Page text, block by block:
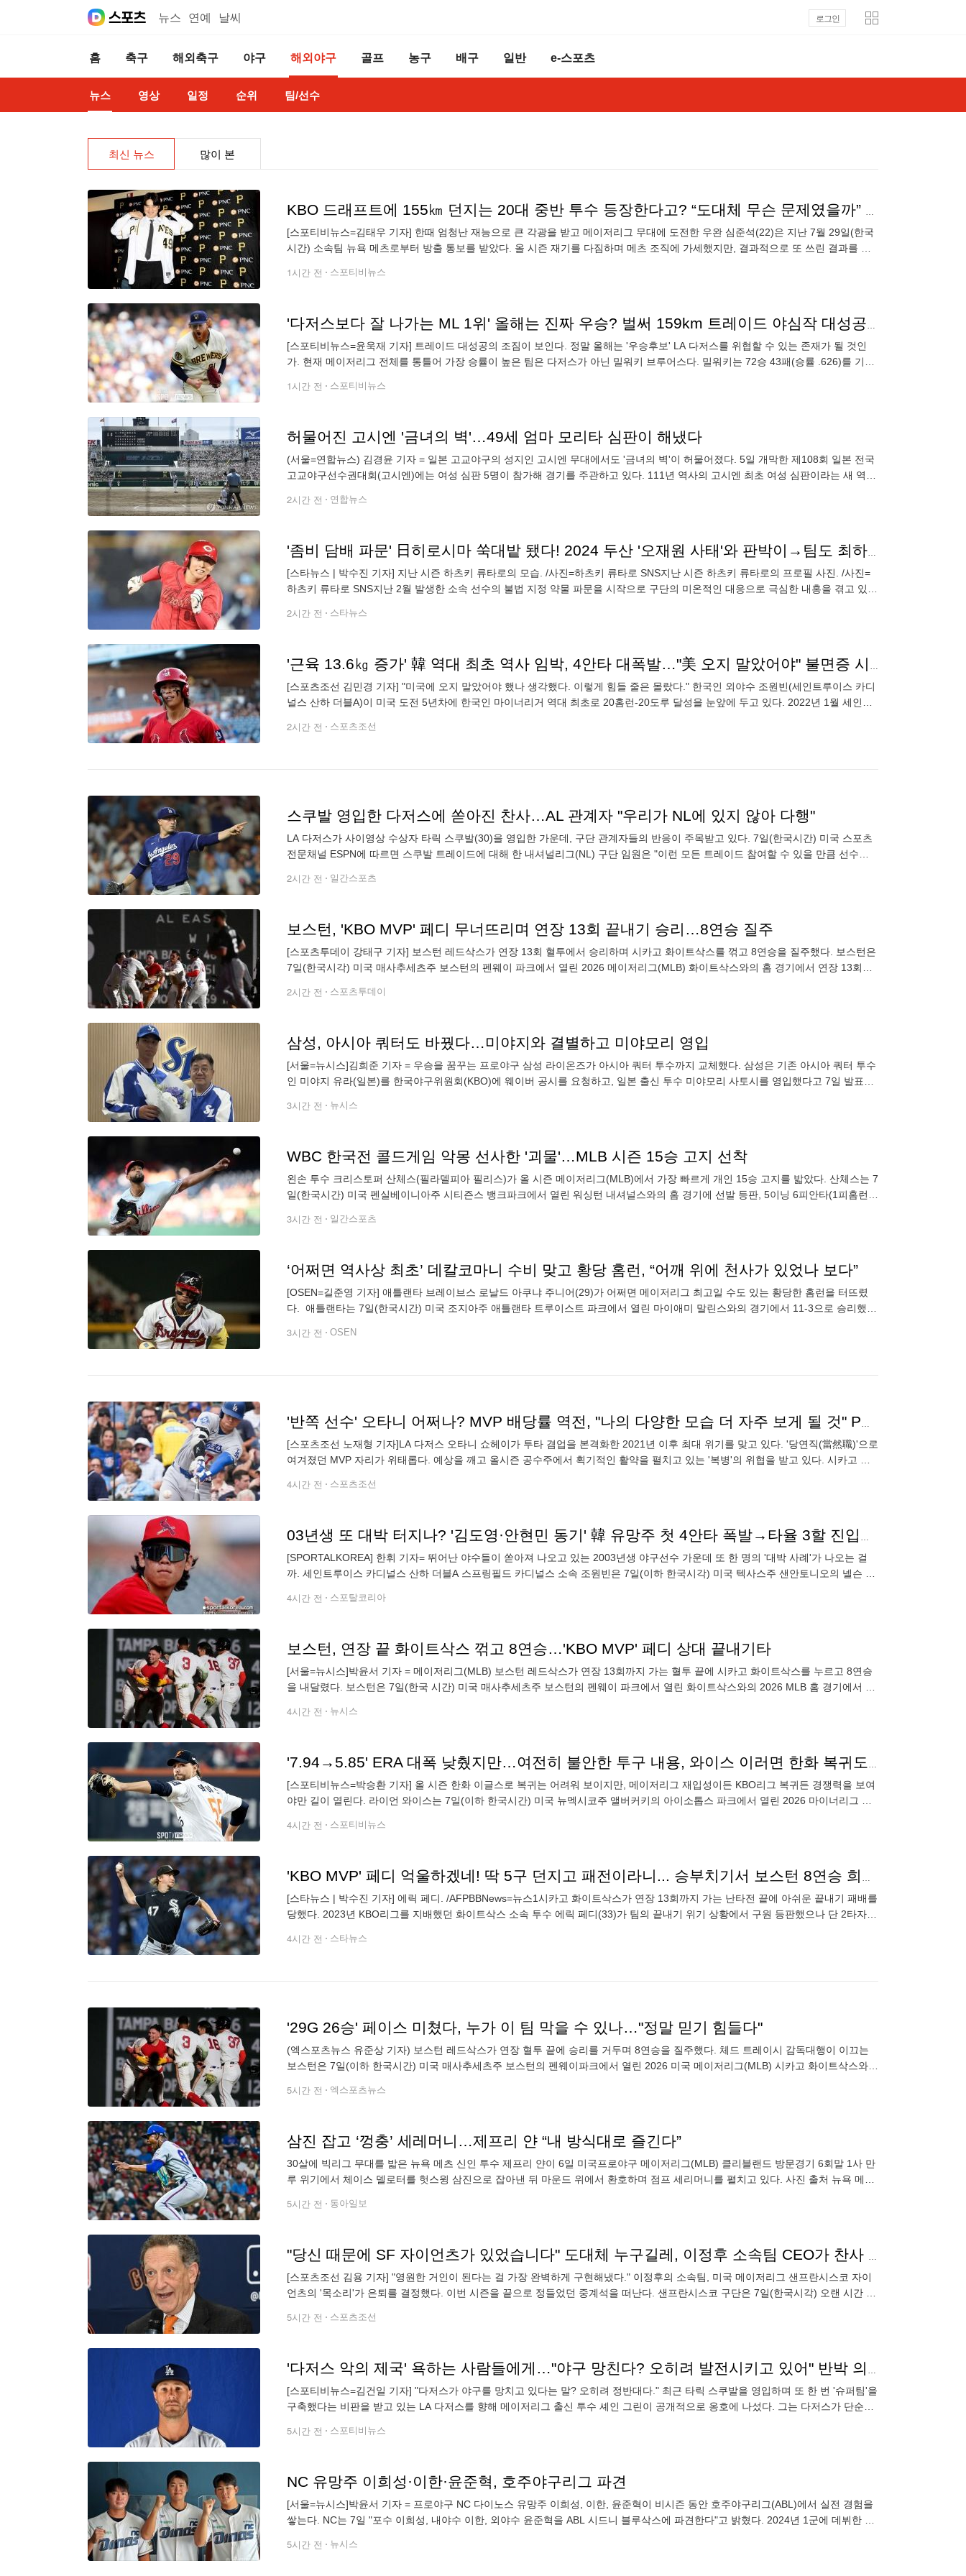
뉴스 연예 날씨 로그인
홈 축구 해외축구 야구 해외야구 골프 농구 배구 일반 e-스포츠
뉴스 영상 일정 순위 팀/선수
최신 뉴스 많이 본
KBO 드래프트에 155㎞ 던지는 20대 중반 투수 등장한다고? “도대체 무슨 문제였을까” 관심
[스포티비뉴스=김태우 기자] 한때 엄청난 재능으로 큰 각광을 받고 메이저리그 무대에 도전한 우완 심준석(22)은 지난 7월 29일(한국
시간) 소속팀 뉴욕 메츠로부터 방출 통보를 받았다. 올 시즌 재기를 다짐하며 메츠 조직에 가세했지만, 결과적으로 또 쓰린 결과를 낳
1시간 전 스포티비뉴스
'다저스보다 잘 나가는 ML 1위' 올해는 진짜 우승? 벌써 159km 트레이드 야심작 대성공 예감
[스포티비뉴스=윤욱재 기자] 트레이드 대성공의 조짐이 보인다. 정말 올해는 '우승후보' LA 다저스를 위협할 수 있는 존재가 될 것인
가. 현재 메이저리그 전체를 통틀어 가장 승률이 높은 팀은 다저스가 아닌 밀워키 브루어스다. 밀워키는 72승 43패(승률 .626)를 기록
1시간 전 스포티비뉴스
허물어진 고시엔 '금녀의 벽'…49세 엄마 모리타 심판이 해냈다
(서울=연합뉴스) 김경윤 기자 = 일본 고교야구의 성지인 고시엔 무대에서도 '금녀의 벽'이 허물어졌다. 5일 개막한 제108회 일본 전국
고교야구선수권대회(고시엔)에는 여성 심판 5명이 참가해 경기를 주관하고 있다. 111년 역사의 고시엔 최초 여성 심판이라는 새 역사
2시간 전 연합뉴스
'좀비 담배 파문' 日히로시마 쑥대밭 됐다! 2024 두산 '오재원 사태'와 판박이→팀도 최하위 추락
[스타뉴스 | 박수진 기자] 지난 시즌 하츠키 류타로의 모습. /사진=하츠키 류타로 SNS지난 시즌 하츠키 류타로의 프로필 사진. /사진=
하츠키 류타로 SNS지난 2월 발생한 소속 선수의 불법 지정 약물 파문을 시작으로 구단의 미온적인 대응으로 극심한 내홍을 겪고 있는
2시간 전 스타뉴스
'근육 13.6㎏ 증가' 韓 역대 최초 역사 임박, 4안타 대폭발…"美 오지 말았어야" 불면증 시달린 유망주 맞나
[스포츠조선 김민경 기자] "미국에 오지 말았어야 했나 생각했다. 이렇게 힘들 줄은 몰랐다." 한국인 외야수 조원빈(세인트루이스 카디
널스 산하 더블A)이 미국 도전 5년차에 한국인 마이너리거 역대 최초로 20홈런-20도루 달성을 눈앞에 두고 있다. 2022년 1월 세인트
2시간 전 스포츠조선
스쿠발 영입한 다저스에 쏟아진 찬사…AL 관계자 "우리가 NL에 있지 않아 다행"
LA 다저스가 사이영상 수상자 타릭 스쿠발(30)을 영입한 가운데, 구단 관계자들의 반응이 주목받고 있다. 7일(한국시간) 미국 스포츠
전문채널 ESPN에 따르면 스쿠발 트레이드에 대해 한 내셔널리그(NL) 구단 임원은 "이런 모든 트레이드 참여할 수 있을 만큼 선수층
2시간 전 일간스포츠
보스턴, 'KBO MVP' 페디 무너뜨리며 연장 13회 끝내기 승리…8연승 질주
[스포츠투데이 강태구 기자] 보스턴 레드삭스가 연장 13회 혈투에서 승리하며 시카고 화이트삭스를 꺾고 8연승을 질주했다. 보스턴은
7일(한국시각) 미국 매사추세츠주 보스턴의 펜웨이 파크에서 열린 2026 메이저리그(MLB) 화이트삭스와의 홈 경기에서 연장 13회말
2시간 전 스포츠투데이
삼성, 아시아 쿼터도 바꿨다…미야지와 결별하고 미야모리 영입
[서울=뉴시스]김희준 기자 = 우승을 꿈꾸는 프로야구 삼성 라이온즈가 아시아 쿼터 투수까지 교체했다. 삼성은 기존 아시아 쿼터 투수
인 미야지 유라(일본)를 한국야구위원회(KBO)에 웨이버 공시를 요청하고, 일본 출신 투수 미야모리 사토시를 영입했다고 7일 발표했
3시간 전 뉴시스
WBC 한국전 콜드게임 악몽 선사한 '괴물'…MLB 시즌 15승 고지 선착
왼손 투수 크리스토퍼 산체스(필라델피아 필리스)가 올 시즌 메이저리그(MLB)에서 가장 빠르게 개인 15승 고지를 밟았다. 산체스는 7
일(한국시간) 미국 펜실베이니아주 시티즌스 뱅크파크에서 열린 워싱턴 내셔널스와의 홈 경기에 선발 등판, 5이닝 6피안타(1피홈런)
3시간 전 일간스포츠
‘어쩌면 역사상 최초’ 데칼코마니 수비 맞고 황당 홈런, “어깨 위에 천사가 있었나 보다”
[OSEN=길준영 기자] 애틀랜타 브레이브스 로날드 아쿠냐 주니어(29)가 어쩌면 메이저리그 최고일 수도 있는 황당한 홈런을 터뜨렸
다. 애틀랜타는 7일(한국시간) 미국 조지아주 애틀랜타 트루이스트 파크에서 열린 마이애미 말린스와의 경기에서 11-3으로 승리했
3시간 전 OSEN
'반쪽 선수' 오타니 어쩌나? MVP 배당률 역전, "나의 다양한 모습 더 자주 보게 될 것" PCA 또 끝냈다
[스포츠조선 노재형 기자]LA 다저스 오타니 쇼헤이가 투타 겸업을 본격화한 2021년 이후 최대 위기를 맞고 있다. '당연직(當然職)'으로
여겨졌던 MVP 자리가 위태롭다. 예상을 깨고 올시즌 공수주에서 획기적인 활약을 펼치고 있는 '복병'의 위협을 받고 있다. 시카고 컵
4시간 전 스포츠조선
03년생 또 대박 터지나? '김도영·안현민 동기' 韓 유망주 첫 4안타 폭발→타율 3할 진입…OPS 1.053 '트리플A가 보인다'
[SPORTALKOREA] 한휘 기자= 뛰어난 야수들이 쏟아져 나오고 있는 2003년생 야구선수 가운데 또 한 명의 '대박 사례'가 나오는 걸
까. 세인트루이스 카디널스 산하 더블A 스프링필드 카디널스 소속 조원빈은 7일(이하 한국시각) 미국 텍사스주 샌안토니오의 넬슨 울
4시간 전 스포탈코리아
보스턴, 연장 끝 화이트삭스 꺾고 8연승…'KBO MVP' 페디 상대 끝내기타
[서울=뉴시스]박윤서 기자 = 메이저리그(MLB) 보스턴 레드삭스가 연장 13회까지 가는 혈투 끝에 시카고 화이트삭스를 누르고 8연승
을 내달렸다. 보스턴은 7일(한국 시간) 미국 매사추세츠주 보스턴의 펜웨이 파크에서 열린 화이트삭스와의 2026 MLB 홈 경기에서 연
4시간 전 뉴시스
'7.94→5.85' ERA 대폭 낮췄지만…여전히 불안한 투구 내용, 와이스 이러면 한화 복귀도 쉽지 않다
[스포티비뉴스=박승환 기자] 올 시즌 한화 이글스로 복귀는 어려워 보이지만, 메이저리그 재입성이든 KBO리그 복귀든 경쟁력을 보여
야만 길이 열린다. 라이언 와이스는 7일(이하 한국시간) 미국 뉴멕시코주 앨버커키의 아이소톱스 파크에서 열린 2026 마이너리그 콜
4시간 전 스포티비뉴스
'KBO MVP' 페디 억울하겠네! 딱 5구 던지고 패전이라니... 승부치기서 보스턴 8연승 희생양됐다
[스타뉴스 | 박수진 기자] 에릭 페디. /AFPBBNews=뉴스1시카고 화이트삭스가 연장 13회까지 가는 난타전 끝에 아쉬운 끝내기 패배를
당했다. 2023년 KBO리그를 지배했던 화이트삭스 소속 투수 에릭 페디(33)가 팀의 끝내기 위기 상황에서 구원 등판했으나 단 2타자만
4시간 전 스타뉴스
'29G 26승' 페이스 미쳤다, 누가 이 팀 막을 수 있나…"정말 믿기 힘들다"
(엑스포츠뉴스 유준상 기자) 보스턴 레드삭스가 연장 혈투 끝에 승리를 거두며 8연승을 질주했다. 체드 트레이시 감독대행이 이끄는
보스턴은 7일(이하 한국시간) 미국 매사추세츠주 보스턴의 펜웨이파크에서 열린 2026 미국 메이저리그(MLB) 시카고 화이트삭스와의
5시간 전 엑스포츠뉴스
삼진 잡고 ‘껑충’ 세레머니…제프리 얀 “내 방식대로 즐긴다”
30살에 빅리그 무대를 밟은 뉴욕 메츠 신인 투수 제프리 얀이 6일 미국프로야구 메이저리그(MLB) 클리블랜드 방문경기 6회말 1사 만
루 위기에서 체이스 델로터를 헛스윙 삼진으로 잡아낸 뒤 마운드 위에서 환호하며 점프 세리머니를 펼치고 있다. 사진 출처 뉴욕 메츠
5시간 전 동아일보
"당신 때문에 SF 자이언츠가 있었습니다" 도대체 누구길레, 이정후 소속팀 CEO가 찬사 보냈나
[스포츠조선 김용 기자] "영원한 거인이 된다는 걸 가장 완벽하게 구현해냈다." 이정후의 소속팀, 미국 메이저리그 샌프란시스코 자이
언츠의 '목소리'가 은퇴를 결정했다. 이번 시즌을 끝으로 정들었던 중계석을 떠난다. 샌프란시스코 구단은 7일(한국시각) 오랜 시간 샌
5시간 전 스포츠조선
'다저스 악의 제국' 욕하는 사람들에게…"야구 망친다? 오히려 발전시키고 있어" 반박 의견 나왔다
[스포티비뉴스=김건일 기자] "다저스가 야구를 망치고 있다는 말? 오히려 정반대다." 최근 타릭 스쿠발을 영입하며 또 한 번 '슈퍼팀'을
구축했다는 비판을 받고 있는 LA 다저스를 향해 메이저리그 출신 투수 셰인 그린이 공개적으로 옹호에 나섰다. 그는 다저스가 단순히
5시간 전 스포티비뉴스
NC 유망주 이희성·이한·윤준혁, 호주야구리그 파견
[서울=뉴시스]박윤서 기자 = 프로야구 NC 다이노스 유망주 이희성, 이한, 윤준혁이 비시즌 동안 호주야구리그(ABL)에서 실전 경험을
쌓는다. NC는 7일 "포수 이희성, 내야수 이한, 외야수 윤준혁을 ABL 시드니 블루삭스에 파견한다"고 밝혔다. 2024년 1군에 데뷔한 윤
5시간 전 뉴시스